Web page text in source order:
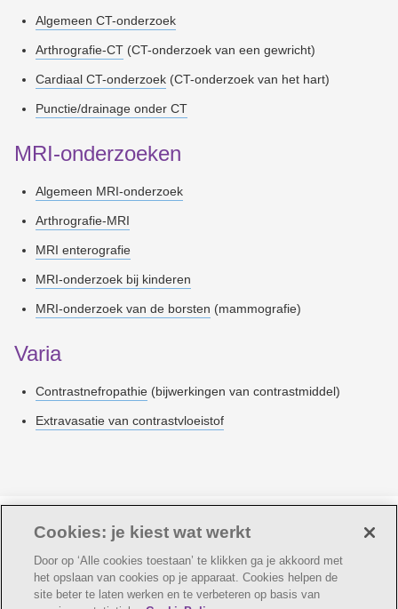
Algemeen CT-onderzoek
Arthrografie-CT (CT-onderzoek van een gewricht)
Cardiaal CT-onderzoek (CT-onderzoek van het hart)
Punctie/drainage onder CT
MRI-onderzoeken
Algemeen MRI-onderzoek
Arthrografie-MRI
MRI enterografie
MRI-onderzoek bij kinderen
MRI-onderzoek van de borsten (mammografie)
Varia
Contrastnefropathie (bijwerkingen van contrastmiddel)
Extravasatie van contrastvloeistof
Cookies: je kiest wat werkt
Door op ‘Alle cookies toestaan’ te klikken ga je akkoord met
het opslaan van cookies op je apparaat. Cookies helpen de
site beter te laten werken en te verbeteren op basis van